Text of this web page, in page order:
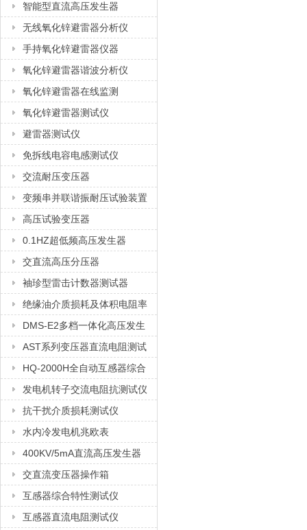
智能型直流高压发生器
无线氧化锌避雷器分析仪
手持氧化锌避雷器仪器
氧化锌避雷器谐波分析仪
氧化锌避雷器在线监测
氧化锌避雷器测试仪
避雷器测试仪
免拆线电容电感测试仪
交流耐压变压器
变频串并联谐振耐压试验装置
高压试验变压器
0.1HZ超低频高压发生器
交直流高压分压器
袖珍型雷击计数器测试器
绝缘油介质损耗及体积电阻率
测试仪
DMS-E2多档一体化高压发生
器
AST系列变压器直流电阻测试
仪
HQ-2000H全自动互感器综合
测试仪
发电机转子交流电阻抗测试仪
抗干扰介质损耗测试仪
水内冷发电机兆欧表
400KV/5mA直流高压发生器
交直流变压器操作箱
互感器综合特性测试仪
互感器直流电阻测试仪